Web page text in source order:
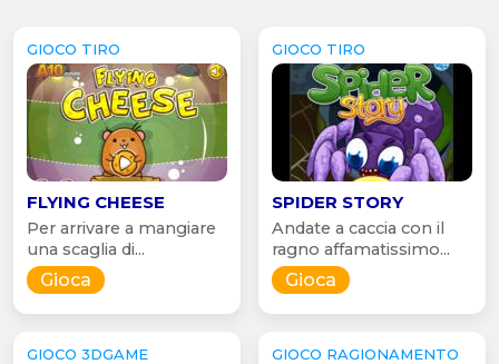
GIOCO TIRO
FLYING CHEESE
Per arrivare a mangiare
una scaglia di...
Gioca
GIOCO TIRO
SPIDER STORY
Andate a caccia con il
ragno affamatissimo...
Gioca
GIOCO 3DGAME GIOCO RAGIONAMENTO